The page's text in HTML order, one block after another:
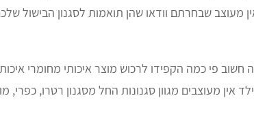
מעוצב שבחרתם וודאו שהן תואמות לסגנון הבישול
פי כמה הקפידו לרכוש מוצר איכותי מחומרי
מעוצבים מגוון סגנונות החל מסגנון רטרו, כפרי,